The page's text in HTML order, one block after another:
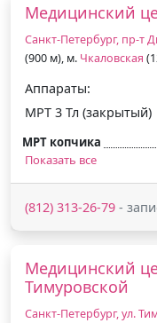
Медицинский
Санкт-Петербург, пр-т
(900 м), м. Чкаловская
Аппараты:
МРТ 3 Тл (закрытый)
МРТ копчика
Показать все
(812) 313-26-79 -
Медицинский
Тимуровской
Санкт-Петербург, ул.